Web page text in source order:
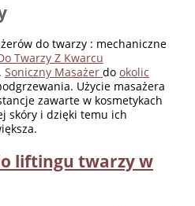
do twarzy : mechaniczne
Twarzy Z Kwarcu
Soniczny Masażer do okolic
Użycie masażera
zawarte w kosmetykach
skóry i dzięki temu ich
liftingu twarzy w